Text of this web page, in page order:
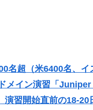
名超（米6400名、イ
メイン演習「Juniper
習開始直前の18-20